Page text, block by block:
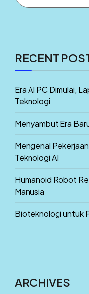
RECENT
Era AI PC Dimulai,
Teknologi
Menyambut Era
Mengenal
Teknologi AI
Humanoid Robot
Manusia
Bioteknologi untuk
ARCHIVES